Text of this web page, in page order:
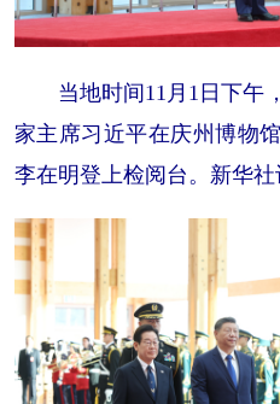
当地时间11月1日下午
家主席习近平在庆州博物
李在明登上检阅台。新华